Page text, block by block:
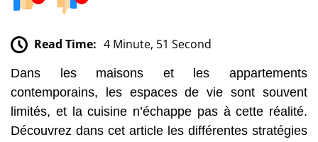
Read Time: 4 Minute, 51 Second
Dans les maisons et les appartements
contemporains, les espaces de vie sont souvent
limités, et la cuisine n’échappe pas à cette réalité.
Découvrez dans cet article les différentes stratégies